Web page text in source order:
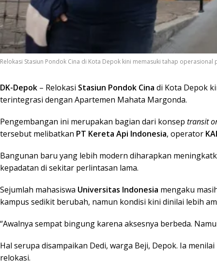
Relokasi Stasiun Pondok Cina di Kota Depok kini memasuki tahap operasional
DK-Depok – Relokasi Stasiun Pondok Cina di Kota Depok
terintegrasi dengan Apartemen Mahata Margonda.
Pengembangan ini merupakan bagian dari konsep transit
tersebut melibatkan PT Kereta Api Indonesia, operator
Bangunan baru yang lebih modern diharapkan
kepadatan di sekitar perlintasan lama.
Sejumlah mahasiswa Universitas Indonesia mengaku
kampus sedikit berubah, namun kondisi kini dinilai lebih
“Awalnya sempat bingung karena aksesnya berbeda.
Hal serupa disampaikan Dedi, warga Beji, Depok. Ia
relokasi.